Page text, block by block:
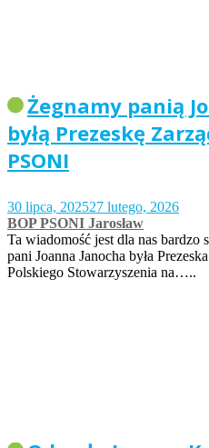
Żegnamy panią
byłą Prezeskę
PSONI
30 lipca, 202527 lutego, 2026
BOP PSONI Jarosław
Ta wiadomość jest dla nas bardzo
pani Joanna Janocha była
Polskiego Stowarzyszenia na…..